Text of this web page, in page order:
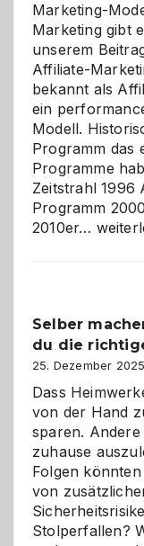
Marketing-
Marketing gibt
unserem
Affiliate-
bekannt als
ein
Modell.
Programm das
Programme
Zeitstrahl 1996
Programm
2010er…
und
Zukunft
Selber
du die
25. Dezember 2025
Dass
von der Hand
sparen.
zuhause
Folgen
von
Stolperfallen?